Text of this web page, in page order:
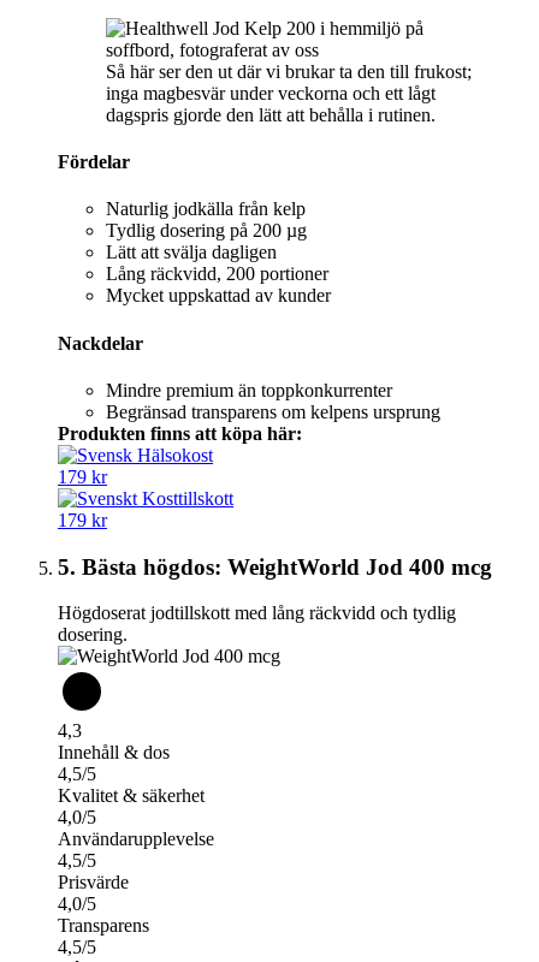
Så här ser den ut där vi brukar ta den till frukost;
inga magbesvär under veckorna och ett lågt
dagspris gjorde den lätt att behålla i rutinen.
Fördelar
Naturlig jodkälla från kelp
Tydlig dosering på 200 µg
Lätt att svälja dagligen
Lång räckvidd, 200 portioner
Mycket uppskattad av kunder
Nackdelar
Mindre premium än toppkonkurrenter
Begränsad transparens om kelpens ursprung
Produkten finns att köpa här:
179 kr
179 kr
5. Bästa högdos: WeightWorld Jod 400 mcg
Högdoserat jodtillskott med lång räckvidd och tydlig
dosering.
4,3
Innehåll & dos
4,5/5
Kvalitet & säkerhet
4,0/5
Användarupplevelse
4,5/5
Prisvärde
4,0/5
Transparens
4,5/5